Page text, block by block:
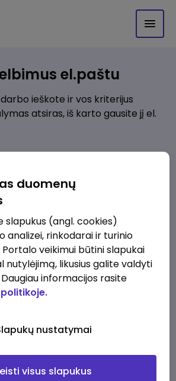
el.paštu
ieškote ir vos kriterijus
atsiras, iš karto gausite jį el.
pasiūlymai jus domina?
duomenų
slapukus (angl. cookies)
analizei, rinkodarai ir turinio
Portalo veikimui būtini slapukai
nutylėjimą, likusius galite valdyti
informacijos rasite
nustatymai
visus slapukus